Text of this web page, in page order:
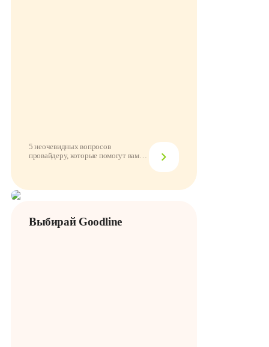
5 неочевидных вопросов
провайдеру, которые помогут вам
Выбирай Goodline